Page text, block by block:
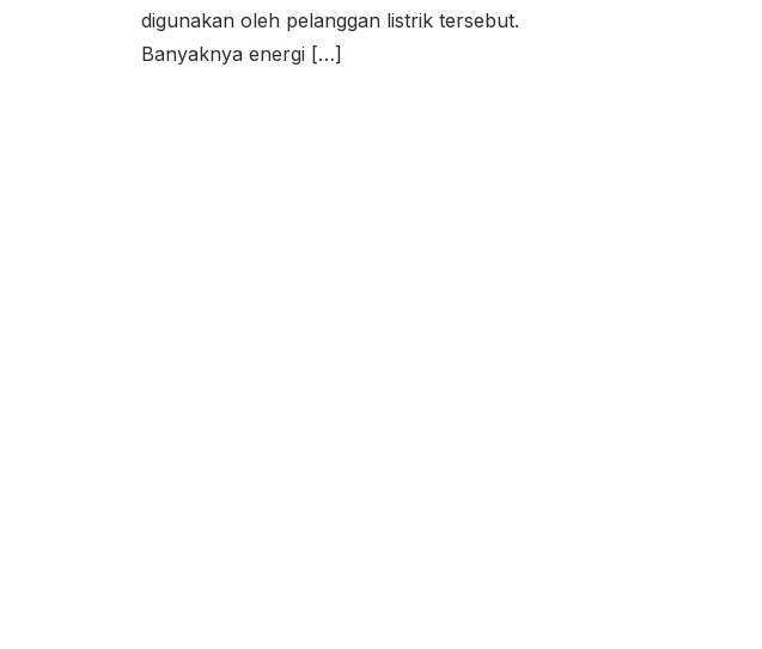
digunakan oleh pelanggan listrik tersebut.
Banyaknya energi […]